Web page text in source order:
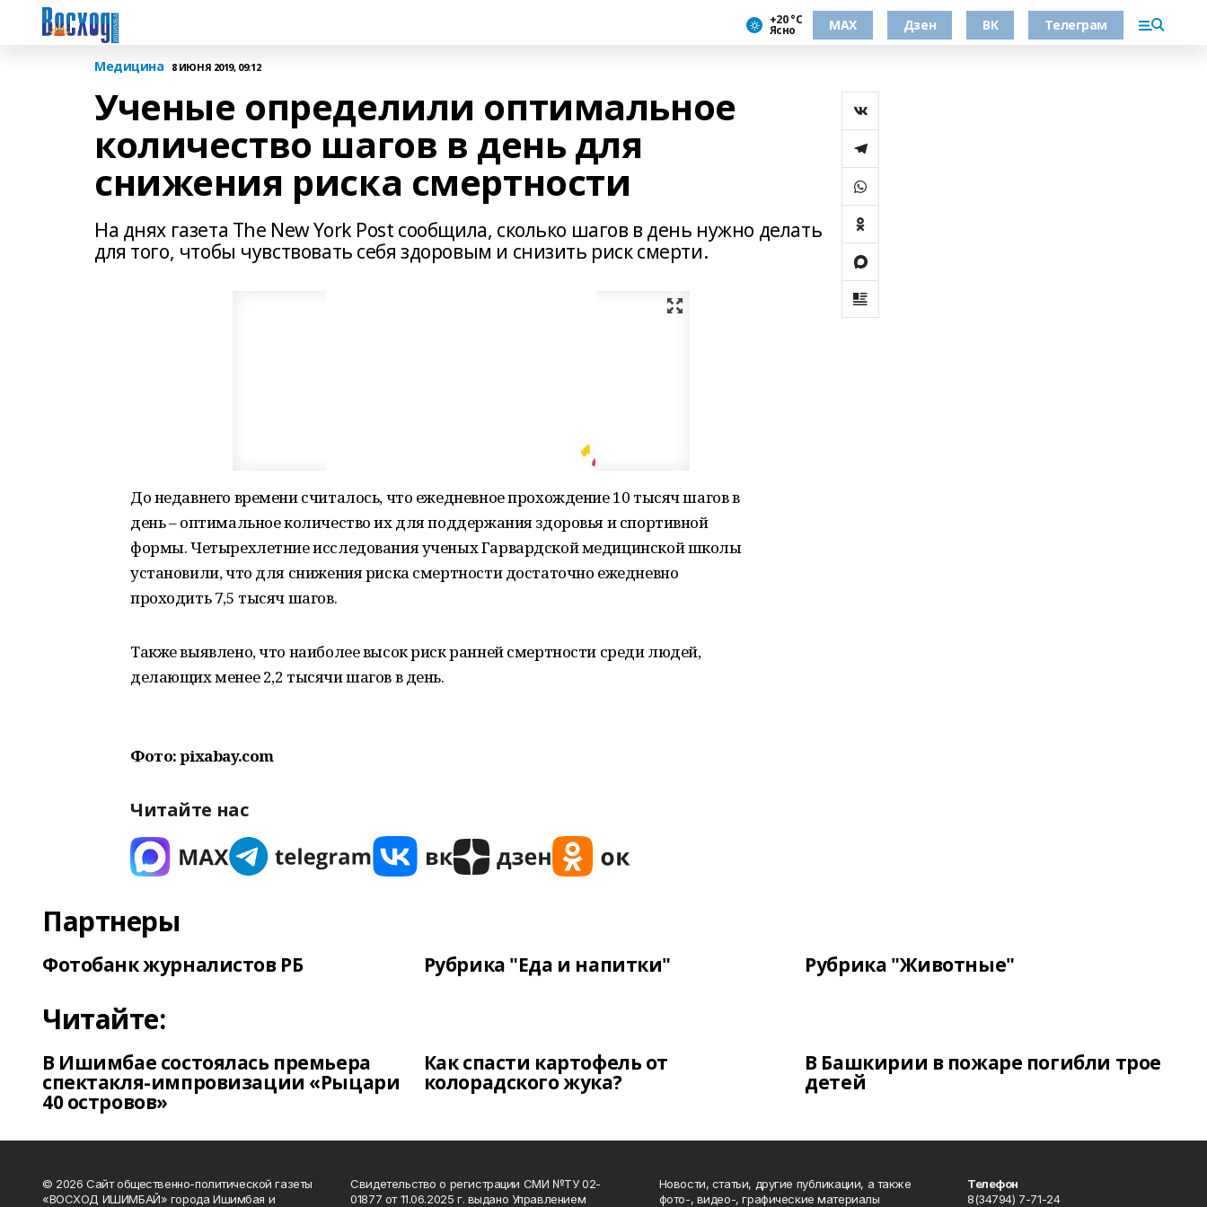
+20 °С
Ясно МАХ Дзен ВК Телеграм
Медицина 8 ИЮНЯ 2019, 09:12
Ученые определили оптимальное
количество шагов в день для
снижения риска смертности
На днях газета The New York Post сообщила, сколько шагов в день нужно делать
для того, чтобы чувствовать себя здоровым и снизить риск смерти.
До недавнего времени считалось, что ежедневное прохождение 10 тысяч шагов в
день – оптимальное количество их для поддержания здоровья и спортивной
формы. Четырехлетние исследования ученых Гарвардской медицинской школы
установили, что для снижения риска смертности достаточно ежедневно
проходить 7,5 тысяч шагов.
Также выявлено, что наиболее высок риск ранней смертности среди людей,
делающих менее 2,2 тысячи шагов в день.
Фото: pixabay.com
Читайте нас
Партнеры
Фотобанк журналистов РБ Рубрика "Еда и напитки" Рубрика "Животные"
Читайте:
В Ишимбае состоялась премьера
спектакля-импровизации «Рыцари
40 островов»
Как спасти картофель от
колорадского жука?
В Башкирии в пожаре погибли трое
детей
© 2026 Сайт общественно-политической газеты
«ВОСХОД ИШИМБАЙ» города Ишимбая и
Свидетельство о регистрации СМИ №ТУ 02-
01877 от 11.06.2025 г. выдано Управлением
Новости, статьи, другие публикации, а также
фото-, видео-, графические материалы
Телефон
8(34794) 7-71-24